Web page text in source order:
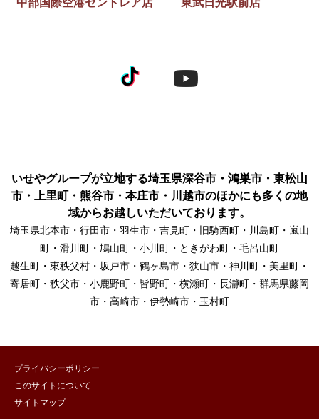
いせやグループが立地する埼玉県深谷市・鴻巣市・東松山
市・上里町・熊谷市・本庄市・川越市のほかにも多くの地
域からお越しいただいております。
埼玉県北本市・行田市・羽生市・吉見町・旧騎西町・川島町・嵐山
町・滑川町・鳩山町・小川町・ときがわ町・毛呂山町
越生町・東秩父村・坂戸市・鶴ヶ島市・狭山市・神川町・美里町・
寄居町・秩父市・小鹿野町・皆野町・横瀬町・長瀞町・群馬県藤岡
市・高崎市・伊勢崎市・玉村町
プライバシーポリシー
このサイトについて
サイトマップ